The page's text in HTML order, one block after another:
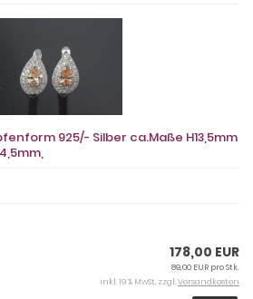
925/- Silber ca.Maße H13,5mm
178,00 EUR
89,00 EUR pro Stk.
inkl. 19 % MwSt. zzgl.Versandkosten